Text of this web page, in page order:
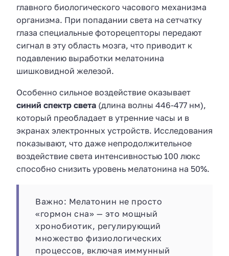
главного биологического часового механизма
организма. При попадании света на сетчатку
глаза специальные фоторецепторы передают
сигнал в эту область мозга, что приводит к
подавлению выработки мелатонина
шишковидной железой.
Особенно сильное воздействие оказывает
синий спектр света (длина волны 446-477 нм),
который преобладает в утренние часы и в
экранах электронных устройств. Исследования
показывают, что даже непродолжительное
воздействие света интенсивностью 100 люкс
способно снизить уровень мелатонина на 50%.
Важно: Мелатонин не просто
«гормон сна» — это мощный
хронобиотик, регулирующий
множество физиологических
процессов, включая иммунный